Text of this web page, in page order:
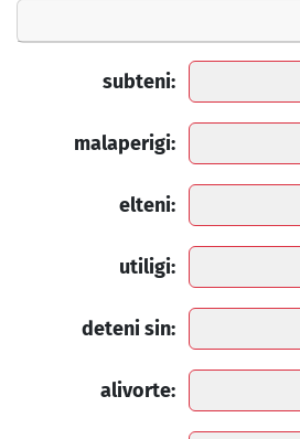
subteni:
malaperigi:
elteni:
utiligi:
deteni sin:
alivorte: